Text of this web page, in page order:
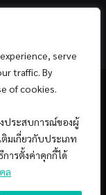
serve
traffic. By
of cookies.
ประสบการณ์ของผู้
มเกี่ยวกับประเภท
การตั้งค่าคุกกี้ได้
ล